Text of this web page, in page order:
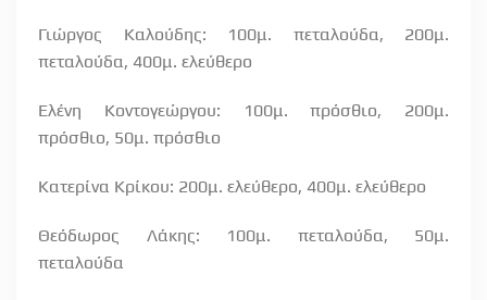
Γιώργος Καλούδης: 100μ. πεταλούδα, 200μ.
πεταλούδα, 400μ. ελεύθερο
Ελένη Κοντογεώργου: 100μ. πρόσθιο, 200μ.
πρόσθιο, 50μ. πρόσθιο
Κατερίνα Κρίκου: 200μ. ελεύθερο, 400μ. ελεύθερο
Θεόδωρος Λάκης: 100μ. πεταλούδα, 50μ.
πεταλούδα